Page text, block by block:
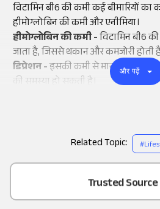
as
Trusted
विटामिन बी6 की कमी कई बीमारियों
हीमोग्लोबिन की कमी और एनीमिया।
हीमोग्लोबिन की कमी -विटामिन बी6
जाता है, जिससे थकान और कमजोरी होती
डिप्रेशन -इसकी कमी से मानसिक स्थिति
की समस्या हो सकती है।
और पढ़ें
Related Topic: #